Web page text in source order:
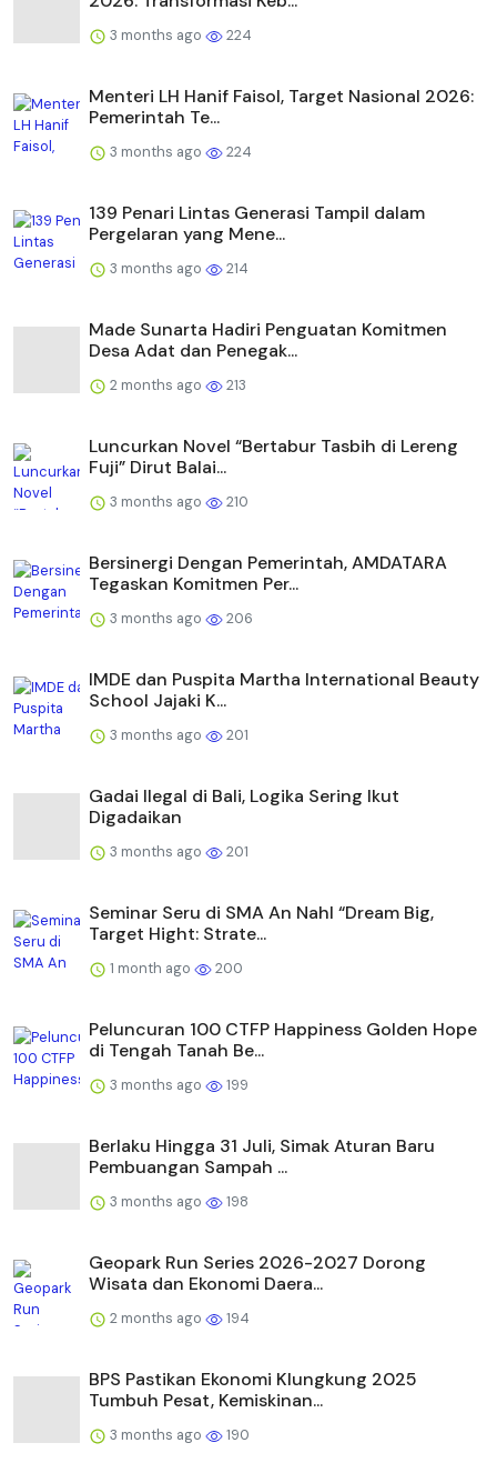
3 months ago 224
Menteri LH Hanif Faisol, Target Nasional 2026:
Pemerintah Te...
3 months ago 224
139 Penari Lintas Generasi Tampil dalam
Pergelaran yang Mene...
3 months ago 214
Made Sunarta Hadiri Penguatan Komitmen
Desa Adat dan Penegak...
2 months ago 213
Luncurkan Novel “Bertabur Tasbih di Lereng
Fuji” Dirut Balai...
3 months ago 210
Bersinergi Dengan Pemerintah, AMDATARA
Tegaskan Komitmen Per...
3 months ago 206
IMDE dan Puspita Martha International Beauty
School Jajaki K...
3 months ago 201
Gadai Ilegal di Bali, Logika Sering Ikut
Digadaikan
3 months ago 201
Seminar Seru di SMA An Nahl “Dream Big,
Target Hight: Strate...
1 month ago 200
Peluncuran 100 CTFP Happiness Golden Hope
di Tengah Tanah Be...
3 months ago 199
Berlaku Hingga 31 Juli, Simak Aturan Baru
Pembuangan Sampah ...
3 months ago 198
Geopark Run Series 2026-2027 Dorong
Wisata dan Ekonomi Daera...
2 months ago 194
BPS Pastikan Ekonomi Klungkung 2025
Tumbuh Pesat, Kemiskinan...
3 months ago 190